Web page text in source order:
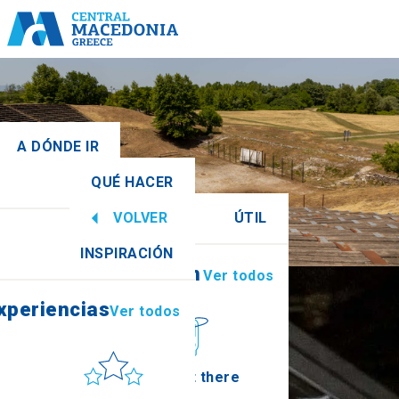
A DÓNDE IR
QUÉ HACER
VOLVER ÚTIL
Información Ver todos
How to get there
INSPIRACIÓN
Ver todos